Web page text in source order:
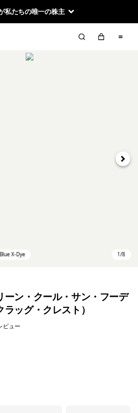
私たちの唯一の株主
次へ
ーン・クール・サン・フーデ
ッグ・クレスト）
ビュー